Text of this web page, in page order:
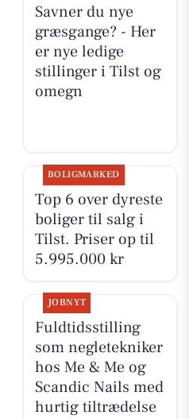
Savner du nye
græsgange? - Her
er nye ledige
stillinger i Tilst og
omegn
BOLIGMARKED
Top 6 over dyreste
boliger til salg i
Tilst. Priser op til
5.995.000 kr
JOBNYT
Fuldtidsstilling
som negletekniker
hos Me & Me og
Scandic Nails med
hurtig tiltrædelse